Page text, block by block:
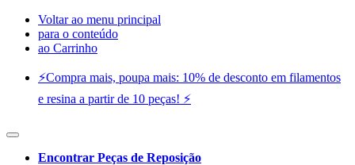
Voltar ao menu principal
para o conteúdo
ao Carrinho
⚡️Compra mais, poupa mais: 10% de desconto em filamentos
e resina a partir de 10 peças! ⚡️
Encontrar Peças de Reposição